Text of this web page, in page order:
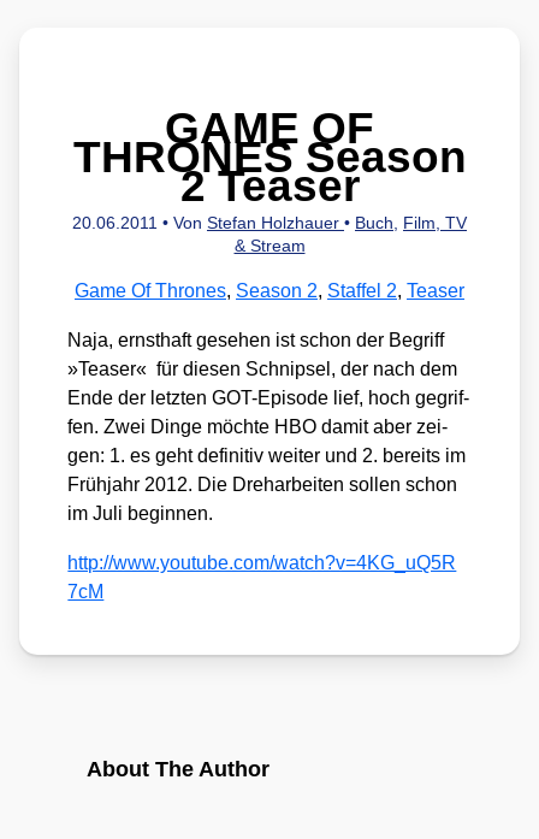
GAME OF
THRONES Season
2 Teaser
20.06.2011 • Von Stefan Holzhauer • Buch, Film, TV
& Stream
Game Of Thrones, Season 2, Staffel 2, Teaser
Naja, ernst­haft gese­hen ist schon der Begriff
»Teaser« für die­sen Schnip­sel, der nach dem
Ende der letz­ten GOT-Epi­so­de lief, hoch gegrif­
fen. Zwei Din­ge möch­te HBO damit aber zei­
gen: 1. es geht defi­ni­tiv wei­ter und 2. bereits im
Früh­jahr 2012. Die Dreh­ar­bei­ten sol­len schon
im Juli begin­nen.
http://​www​.you​tube​.com/​w​a​t​c​h​?​v​=​4​K​G​_​u​Q​5​R​
7cM
About The Author